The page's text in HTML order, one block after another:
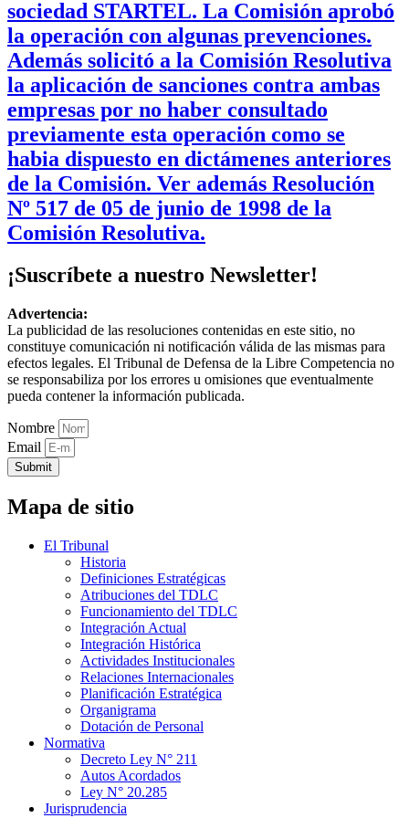
sociedad STARTEL. La Comisión aprobó
la operación con algunas prevenciones.
Además solicitó a la Comisión Resolutiva
la aplicación de sanciones contra ambas
empresas por no haber consultado
previamente esta operación como se
habia dispuesto en dictámenes anteriores
de la Comisión. Ver además Resolución
Nº 517 de 05 de junio de 1998 de la
Comisión Resolutiva.
¡Suscríbete a nuestro Newsletter!
Advertencia:
La publicidad de las resoluciones contenidas en este sitio, no
constituye comunicación ni notificación válida de las mismas para
efectos legales. El Tribunal de Defensa de la Libre Competencia no
se responsabiliza por los errores u omisiones que eventualmente
pueda contener la información publicada.
Nombre
Email
Submit
Mapa de sitio
El Tribunal
Historia
Definiciones Estratégicas
Atribuciones del TDLC
Funcionamiento del TDLC
Integración Actual
Integración Histórica
Actividades Institucionales
Relaciones Internacionales
Planificación Estratégica
Organigrama
Dotación de Personal
Normativa
Decreto Ley N° 211
Autos Acordados
Ley N° 20.285
Jurisprudencia